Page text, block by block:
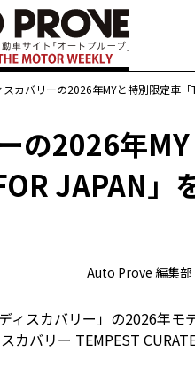
バリーの2026年MYと特別限定車「
の2026年MY
JAPAN」
Auto Prove 編集部
ィスカバリー」の2026年モ
カバリー TEMPEST